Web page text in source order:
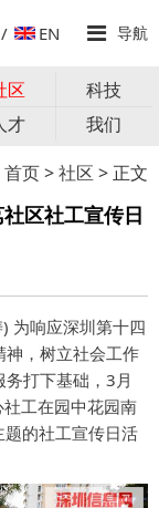
/ EN 导航
区
科技
才
我们
首页>社区 > 正文
区社工宣传日
为响应深圳第十四
神，树立社会工作
打下基础，3月
工在园中花园南
题的社工宣传日活